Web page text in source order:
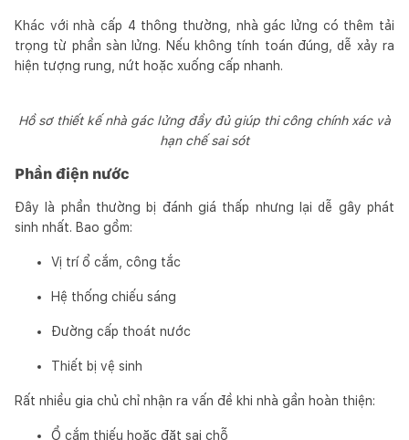
Khác với nhà cấp 4 thông thường, nhà gác lửng có thêm tải
trọng từ phần sàn lửng. Nếu không tính toán đúng, dễ xảy ra
hiện tượng rung, nứt hoặc xuống cấp nhanh.
Hồ sơ thiết kế nhà gác lửng đầy đủ giúp thi công chính xác và
hạn chế sai sót
Phần điện nước
Đây là phần thường bị đánh giá thấp nhưng lại dễ gây phát
sinh nhất. Bao gồm:
Vị trí ổ cắm, công tắc
Hệ thống chiếu sáng
Đường cấp thoát nước
Thiết bị vệ sinh
Rất nhiều gia chủ chỉ nhận ra vấn đề khi nhà gần hoàn thiện:
Ổ cắm thiếu hoặc đặt sai chỗ